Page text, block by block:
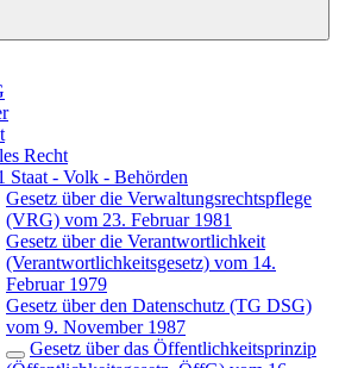
Recht
Staat - Volk - Behörden
Gesetz über die Verwaltungsrechtspflege
(VRG) vom 23. Februar 1981
Gesetz über die Verantwortlichkeit
(Verantwortlichkeitsgesetz) vom 14.
Februar 1979
Gesetz über den Datenschutz (TG DSG)
vom 9. November 1987
Gesetz über das Öffentlichkeitsprinzip